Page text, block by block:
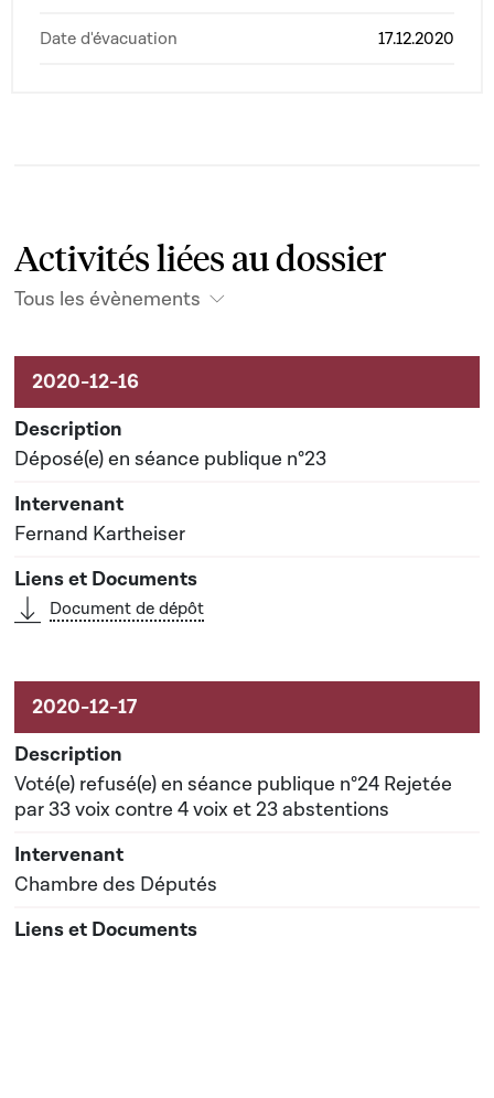
Date d'évacuation 17.12.2020
Activités liées au dossier
Tous les évènements
Activités liées au dossier
Déposé(e) en séance publique n°23
Fernand Kartheiser
Document de dépôt
Voté(e) refusé(e) en séance publique n°24 Rejetée
par 33 voix contre 4 voix et 23 abstentions
Chambre des Députés